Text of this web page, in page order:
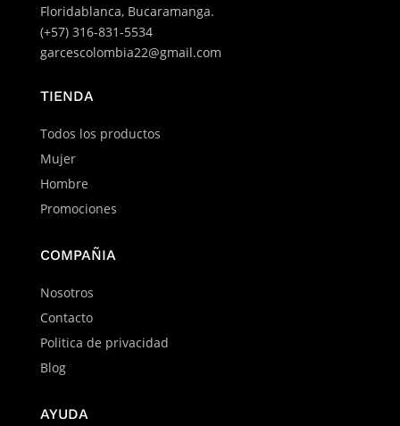
Floridablanca, Bucaramanga.
(+57) 316-831-5534
garcescolombia22@gmail.com
TIENDA
Todos los productos
Mujer
Hombre
Promociones
COMPAÑIA
Nosotros
Contacto
Politica de privacidad
Blog
AYUDA